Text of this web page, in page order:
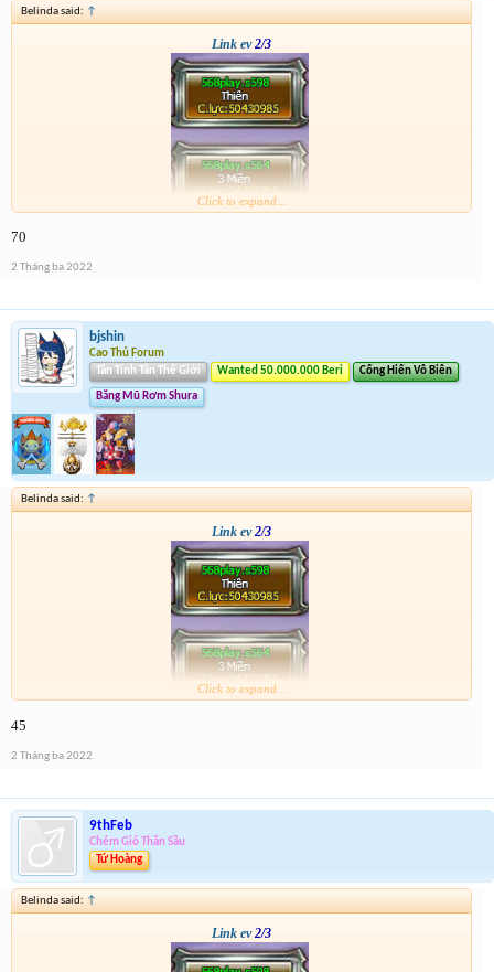
Belinda said: ↑
Link ev2/3
Click to expand...
70
2 Tháng ba 2022
bjshin
Cao Thủ Forum
Tân Tinh Tân Thế Giới
Wanted 50.000.000 Beri Cống Hiến Vô Biên
Băng Mũ Rơm Shura
Belinda said: ↑
Link ev2/3
Click to expand...
45
2 Tháng ba 2022
9thFeb
Chém Gió Thần Sầu
Tứ Hoàng
Belinda said: ↑
Link ev2/3